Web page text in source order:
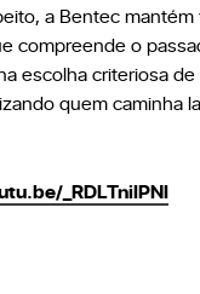
a Bentec
compreende o
escolha criteriosa
quem caminha
_RDLTniIPNI